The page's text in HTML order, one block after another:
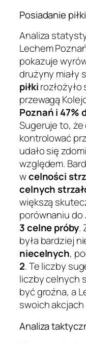
Posiadanie
Analiza
Lechem
pokazuje
drużyny miały
piłkirozłożyło
przewagą
Poznań i 47%
Sugeruje to,
kontrolować
udało się
względem.
wcelności
celnych
większą
porównaniu do
3 celne próby.
była bardziej
niecelnych,
2. Te liczby
liczby celnych
być groźna, a
swoich
Analiza